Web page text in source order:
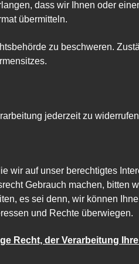
dass wir Ihnen oder
übermitteln.
zu beschweren.
jederzeit zu
wir auf unser berechtigtes
Gebrauch machen, bitten
es sei denn, wir können
und Rechte überwiegen.
Recht, der Verarbeitung